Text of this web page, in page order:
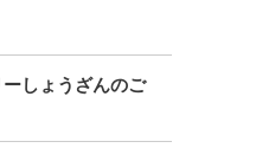
しょうざんのご